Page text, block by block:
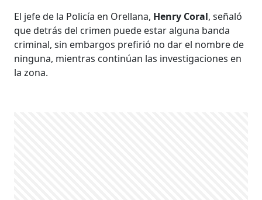
El jefe de la Policía en Orellana, Henry Coral, señaló
que detrás del crimen puede estar alguna banda
criminal, sin embargos prefirió no dar el nombre de
ninguna, mientras continúan las investigaciones en
la zona.